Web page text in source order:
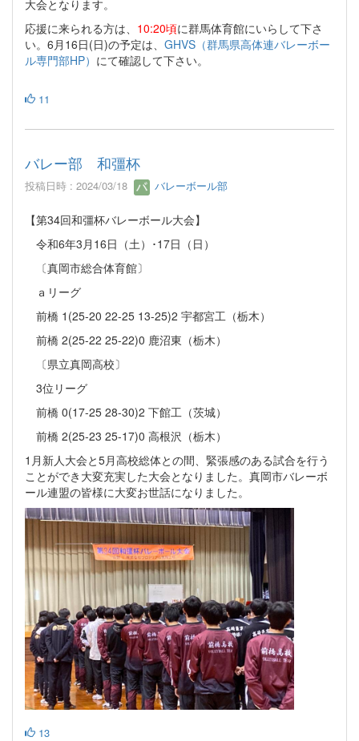
大会となります。
応援に来られる方は、 10:20頃に群馬体育館にいらして下さ
い。6月16日(日)の予定は、 GHVS（群馬県高体連バレーボー
ル専門部HP） にて確認して下さい。
11
バレー部 和彊杯
投稿日時 : 2024/03/18 バレーボール部
【第34回和彊杯バレーボール大会】
令和6年3月16日（土）･17日（日）
〔真岡市総合体育館〕
ａリーグ
前橋 1(25-20 22-25 13-25)2 宇都宮工（栃木）
前橋 2(25-22 25-22)0 鹿沼東（栃木）
〔県立真岡高校〕
3位リーグ
前橋 0(17-25 28-30)2 下館工（茨城）
前橋 2(25-23 25-17)0 高根沢（栃木）
1月新人大会と5月高校総体との間、緊張感のある試合を行う
ことができ大変充実した大会となりました。真岡市バレーボ
ール連盟の皆様に大変お世話になりました。
13